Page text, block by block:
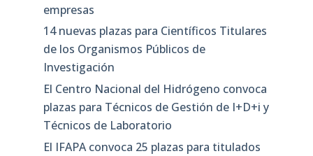
empresas
14 nuevas plazas para Científicos Titulares
de los Organismos Públicos de
Investigación
El Centro Nacional del Hidrógeno convoca
plazas para Técnicos de Gestión de I+D+i y
Técnicos de Laboratorio
El IFAPA convoca 25 plazas para titulados